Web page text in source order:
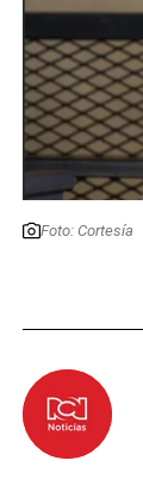
Foto: Cortesía